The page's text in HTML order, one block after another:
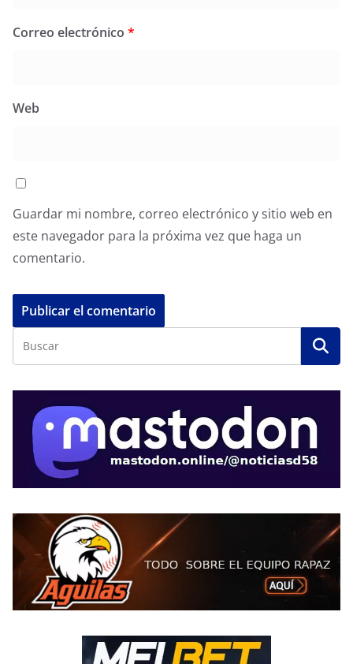
Correo electrónico *
Web
Guardar mi nombre, correo electrónico y sitio web en
este navegador para la próxima vez que haga un
comentario.